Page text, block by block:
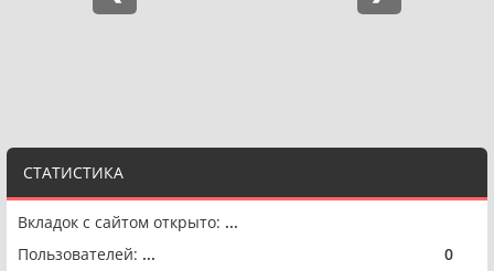
СТАТИСТИКА
Вкладок с сайтом открыто: ...
Пользователей: ... 0